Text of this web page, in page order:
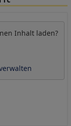
Inhalt laden?